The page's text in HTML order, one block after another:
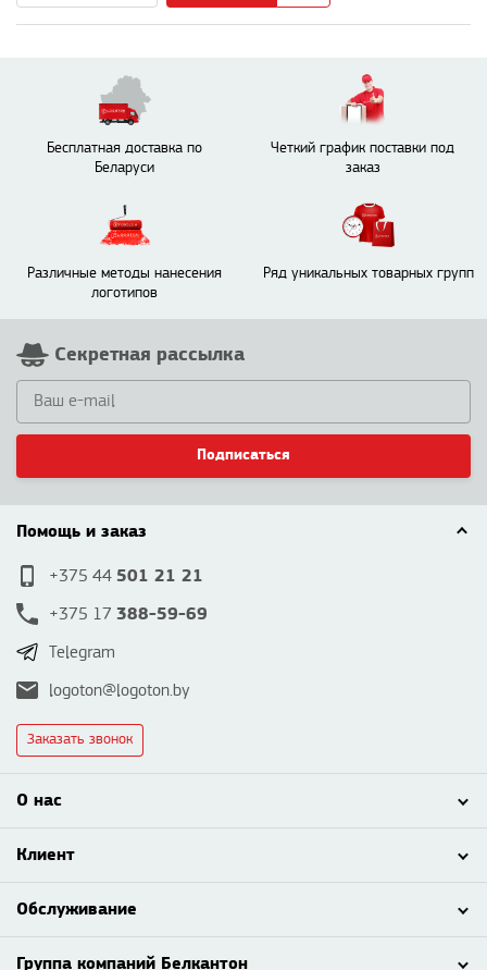
Бесплатная доставка по
Беларуси
Четкий график поставки под
заказ
Различные методы нанесения
логотипов
Ряд уникальных товарных групп
Секретная рассылка
Подписаться
Помощь и заказ
+375 44 501 21 21
+375 17 388-59-69
Telegram
logoton@logoton.by
Заказать звонок
О нас
Клиент
Обслуживание
Группа компаний Белкантон